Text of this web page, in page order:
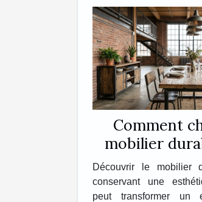
Comment
mobilier
une
Découvrir le mobilier
conservant une
peut transformer un